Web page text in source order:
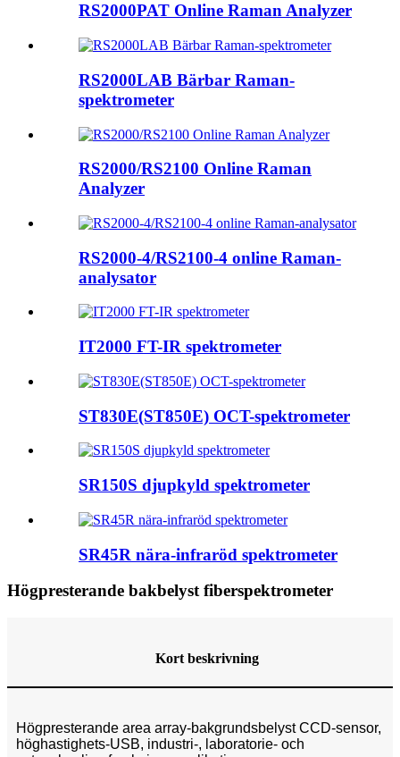
RS2000PAT Online Raman Analyzer
RS2000LAB Bärbar Raman-
spektrometer
RS2000/RS2100 Online Raman
Analyzer
RS2000-4/RS2100-4 online Raman-
analysator
IT2000 FT-IR spektrometer
ST830E(ST850E) OCT-spektrometer
SR150S djupkyld spektrometer
SR45R nära-infraröd spektrometer
Högpresterande bakbelyst fiberspektrometer
Kort beskrivning
Högpresterande area array-bakgrundsbelyst CCD-sensor,
höghastighets-USB, industri-, laboratorie- och